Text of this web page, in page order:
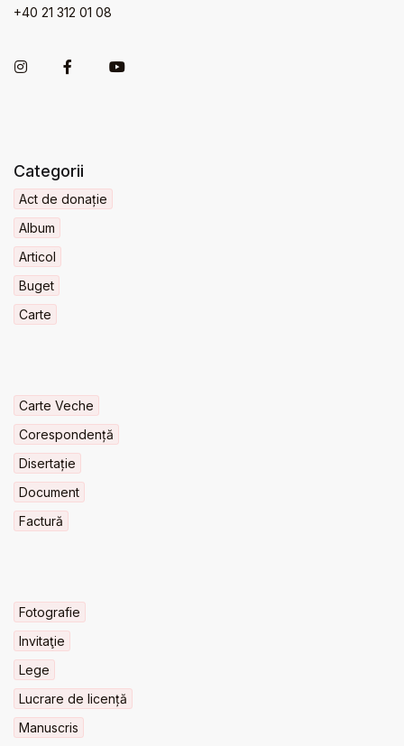
+40 21 312 01 08
Categorii
Act de donație
Album
Articol
Buget
Carte
Carte Veche
Corespondență
Disertație
Document
Factură
Fotografie
Invitaţie
Lege
Lucrare de licență
Manuscris